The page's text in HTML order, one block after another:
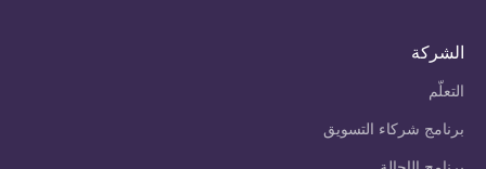
الشركة
التعلّم
برنامج شركاء التسويق